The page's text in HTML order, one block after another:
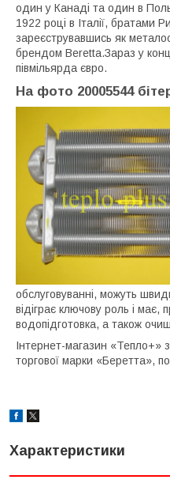
один у Канаді та один в
1922 році в Італії, братами
зареєструвавшись як
брендом Beretta.Зараз у
півмільярда євро.
На фото 20005544
обслуговуванні, можуть
відіграє ключову роль і має,
водопідготовка, а також
Інтернет-магазин «Тепло+»
торгової марки «Беретта»,
Характеристики